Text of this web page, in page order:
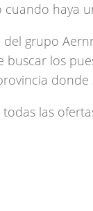
haya
grupo
los
donde
las